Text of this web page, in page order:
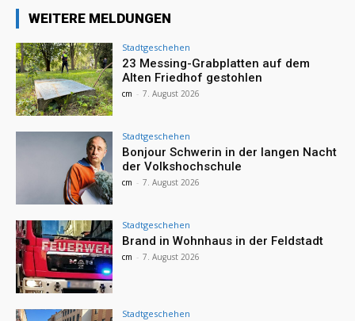
WEITERE MELDUNGEN
Stadtgeschehen
23 Messing-Grabplatten auf dem
Alten Friedhof gestohlen
cm - 7. August 2026
Stadtgeschehen
Bonjour Schwerin in der langen Nacht
der Volkshochschule
cm - 7. August 2026
Stadtgeschehen
Brand in Wohnhaus in der Feldstadt
cm - 7. August 2026
Stadtgeschehen